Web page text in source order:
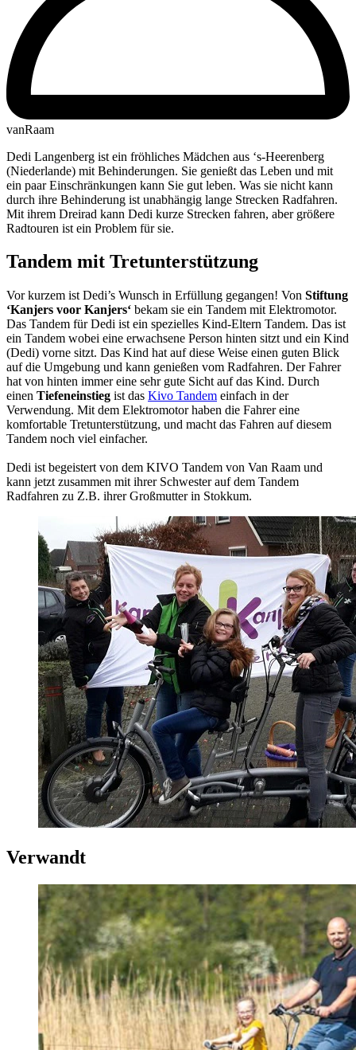
vanRaam
Dedi Langenberg ist ein fröhliches Mädchen aus ‘s-Heerenberg
(Niederlande) mit Behinderungen. Sie genießt das Leben und mit
ein paar Einschränkungen kann Sie gut leben. Was sie nicht kann
durch ihre Behinderung ist unabhängig lange Strecken Radfahren.
Mit ihrem Dreirad kann Dedi kurze Strecken fahren, aber größere
Radtouren ist ein Problem für sie.
Tandem mit Tretunterstützung
Vor kurzem ist Dedi’s Wunsch in Erfüllung gegangen! Von Stiftung
‘Kanjers voor Kanjers‘ bekam sie ein Tandem mit Elektromotor.
Das Tandem für Dedi ist ein spezielles Kind-Eltern Tandem. Das ist
ein Tandem wobei eine erwachsene Person hinten sitzt und ein Kind
(Dedi) vorne sitzt. Das Kind hat auf diese Weise einen guten Blick
auf die Umgebung und kann genießen vom Radfahren. Der Fahrer
hat von hinten immer eine sehr gute Sicht auf das Kind. Durch
einen Tiefeneinstieg ist das Kivo Tandem einfach in der
Verwendung. Mit dem Elektromotor haben die Fahrer eine
komfortable Tretunterstützung, und macht das Fahren auf diesem
Tandem noch viel einfacher.
Dedi ist begeistert von dem KIVO Tandem von Van Raam und
kann jetzt zusammen mit ihrer Schwester auf dem Tandem
Radfahren zu Z.B. ihrer Großmutter in Stokkum.
Verwandt